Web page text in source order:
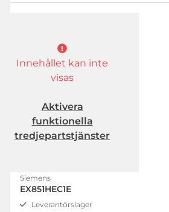
Innehållet kan inte
visas
Aktivera
funktionella
tredjepartstjänster
Siemens
EX851HEC1E
Leverantörslager